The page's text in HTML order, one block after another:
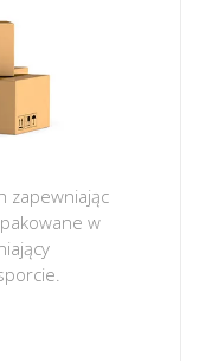
zapewniając
w